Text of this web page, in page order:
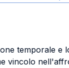
temporale e
vincolo